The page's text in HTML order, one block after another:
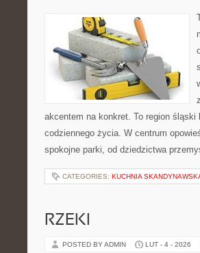
akcentem na konkret. To region
codziennego życia. W centrum
spokojne parki, od dziedzictwa
CATEGORIES: KUCHNIA
RZEKI
POSTED BY ADMIN LUT - 4 - 2026